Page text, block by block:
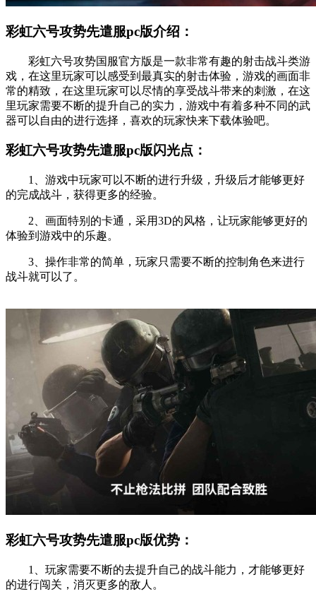
彩虹六号攻势先遣服pc版介绍：
彩虹六号攻势国服官方版是一款非常有趣的射击战斗类游
戏，在这里玩家可以感受到最真实的射击体验，游戏的画面非
常的精致，在这里玩家可以尽情的享受战斗带来的刺激，在这
里玩家需要不断的提升自己的实力，游戏中有着多种不同的武
器可以自由的进行选择，喜欢的玩家快来下载体验吧。
彩虹六号攻势先遣服pc版闪光点：
1、游戏中玩家可以不断的进行升级，升级后才能够更好
的完成战斗，获得更多的经验。
2、画面特别的卡通，采用3D的风格，让玩家能够更好的
体验到游戏中的乐趣。
3、操作非常的简单，玩家只需要不断的控制角色来进行
战斗就可以了。
彩虹六号攻势先遣服pc版优势：
1、玩家需要不断的去提升自己的战斗能力，才能够更好
的进行闯关，消灭更多的敌人。